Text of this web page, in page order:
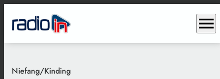
menu
Niefang/Kinding